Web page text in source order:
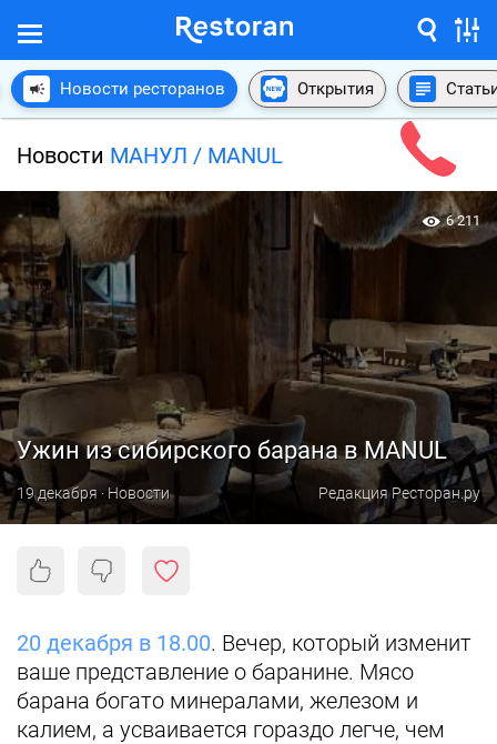
Новости ресторанов Открытия
Новости МАНУЛ / MANUL
Ужин из сибирского барана в MANUL
19 декабря · Новости Редакция Ресторан.ру
6 211
20 декабря в 18.00. Вечер, который изменит
ваше представление о баранине. Мясо
барана богато минералами, железом и
калием, а усваивается гораздо легче, чем